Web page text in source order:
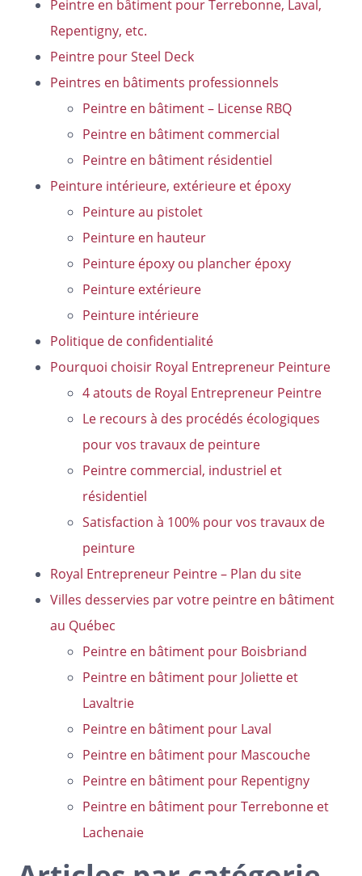
Peintre en bâtiment pour Terrebonne, Laval,
Repentigny, etc.
Peintre pour Steel Deck
Peintres en bâtiments professionnels
Peintre en bâtiment – License RBQ
Peintre en bâtiment commercial
Peintre en bâtiment résidentiel
Peinture intérieure, extérieure et époxy
Peinture au pistolet
Peinture en hauteur
Peinture époxy ou plancher époxy
Peinture extérieure
Peinture intérieure
Politique de confidentialité
Pourquoi choisir Royal Entrepreneur Peinture
4 atouts de Royal Entrepreneur Peintre
Le recours à des procédés écologiques
pour vos travaux de peinture
Peintre commercial, industriel et
résidentiel
Satisfaction à 100% pour vos travaux de
peinture
Royal Entrepreneur Peintre – Plan du site
Villes desservies par votre peintre en bâtiment
au Québec
Peintre en bâtiment pour Boisbriand
Peintre en bâtiment pour Joliette et
Lavaltrie
Peintre en bâtiment pour Laval
Peintre en bâtiment pour Mascouche
Peintre en bâtiment pour Repentigny
Peintre en bâtiment pour Terrebonne et
Lachenaie